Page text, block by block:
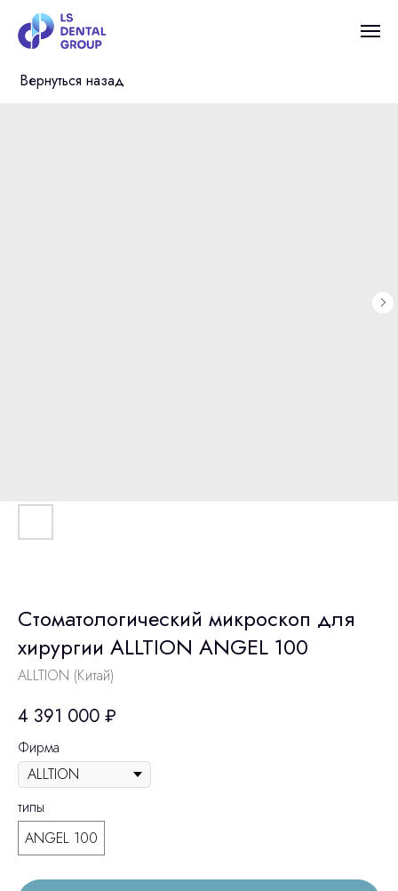
Вернуться назад
Cтоматологический микроскоп для
хирургии ALLTION ANGEL 100
ALLTION (Китай)
4 391 000 ₽
Фирма
типы
ANGEL 100